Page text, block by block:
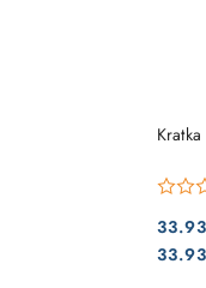
Cena:
33.93
Cena:
33.93